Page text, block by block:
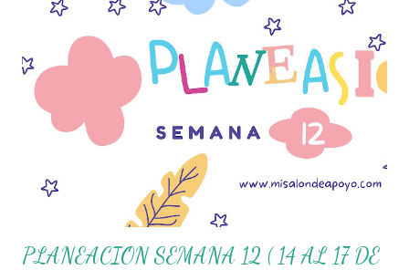
compañeros docentes que en esta ocasión les queremos
compartir una serie de actividades que nos permitan trabajar
con nuestros aprendientes temas que les ayudaran conocer
mas sobre sobre la revolución mexicana y fomentar el
nacionalismo en ellos. Recuerden que los materiales que aquí
les compartimos se hacen con fin educativo, didáctico e
informativo, damos gracias a todo...
PLANEACION SEMANA 12 ( 14 AL 17 DE